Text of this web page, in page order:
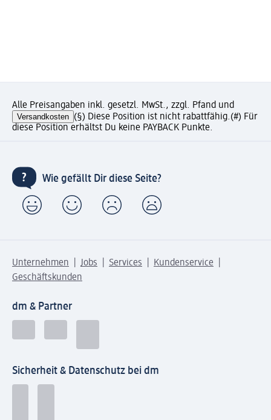
Alle Preisangaben inkl. gesetzl. MwSt., zzgl. Pfand und
Versandkosten (§) Diese Position ist nicht rabattfähig.(#) Für
diese Position erhältst Du keine PAYBACK Punkte.
Wie gefällt Dir diese Seite?
Unternehmen Jobs Services
Kundenservice
Geschäftskunden
dm & Partner
Sicherheit & Datenschutz bei dm